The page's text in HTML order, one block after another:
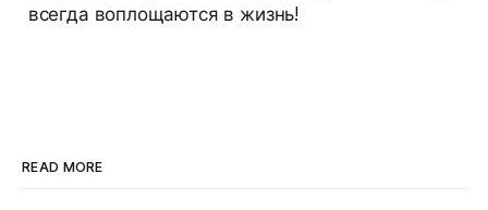
всегда воплощаются в жизнь!
READ MORE